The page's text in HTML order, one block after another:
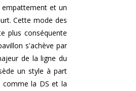
et un
Cette mode des
plus conséquente
s'achève par
de la ligne du
un style à part
comme la DS et la